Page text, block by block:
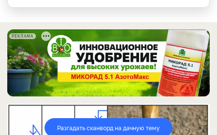
РЕКЛАМА
Разгадать сканворд на дачную тему